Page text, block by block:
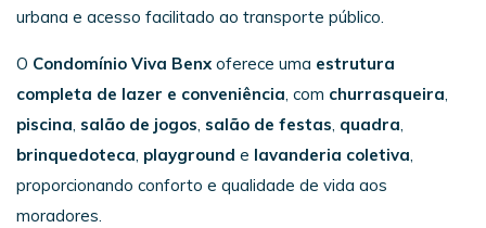
urbana e acesso facilitado ao transporte público.
O Condomínio Viva Benx oferece uma estrutura
completa de lazer e conveniência, com churrasqueira,
piscina, salão de jogos, salão de festas, quadra,
brinquedoteca, playground e lavanderia coletiva,
proporcionando conforto e qualidade de vida aos
moradores.